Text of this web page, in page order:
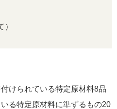
けられている特定原材料8品
る特定原材料に準ずるもの20